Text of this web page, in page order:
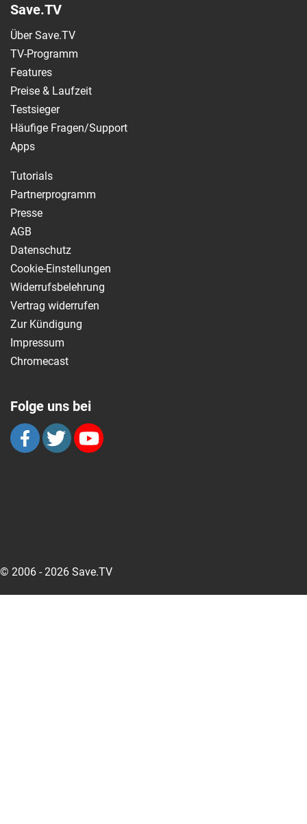
Save.TV
Über Save.TV
TV-Programm
Features
Preise & Laufzeit
Testsieger
Häufige Fragen/Support
Apps
Tutorials
Partnerprogramm
Presse
AGB
Datenschutz
Cookie-Einstellungen
Widerrufsbelehrung
Vertrag widerrufen
Zur Kündigung
Impressum
Chromecast
Folge uns bei
© 2006 - 2026 Save.TV